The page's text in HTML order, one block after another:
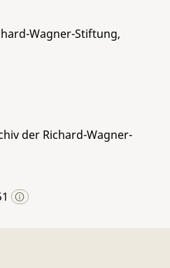
Wagner-Stiftung,
der Richard-Wagner-